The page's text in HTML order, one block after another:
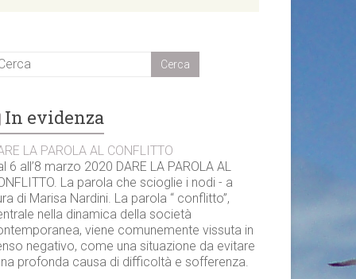
In evidenza
LA PAROLA AL CONFLITTO
6 all’8 marzo 2020 DARE LA PAROLA AL
La parola che scioglie i nodi - a
di Marisa Nardini. La parola “ conflitto”,
nella dinamica della società
viene comunemente vissuta in
negativo, come una situazione da evitare
profonda causa di difficoltà e sofferenza.